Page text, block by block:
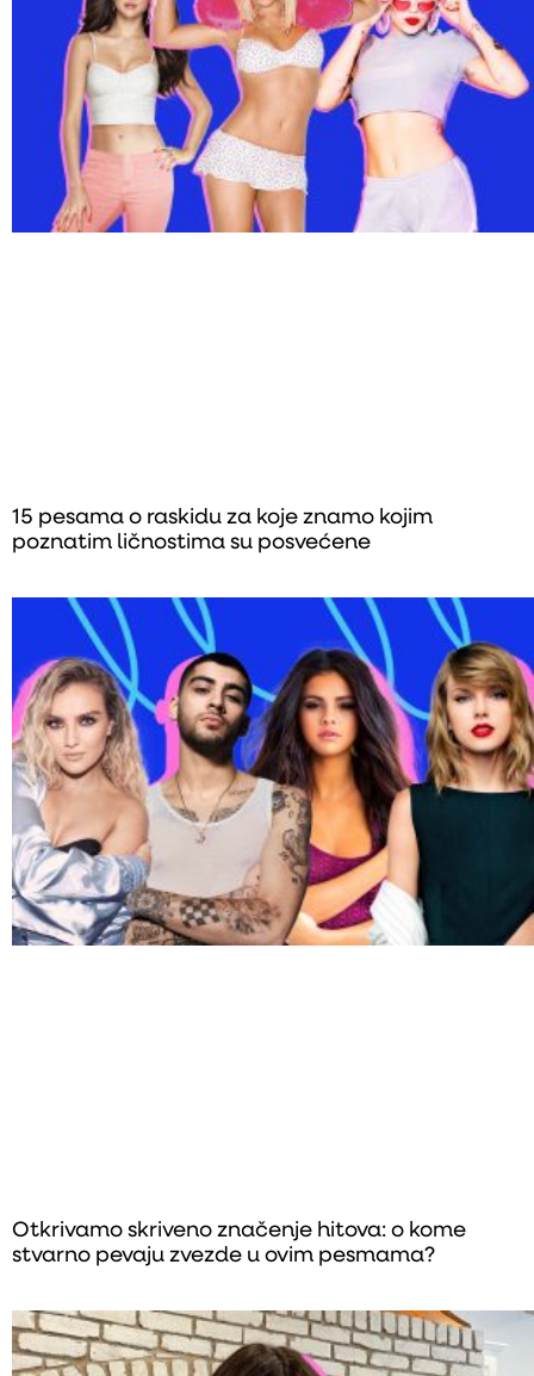
15 pesama o raskidu za koje znamo kojim
poznatim ličnostima su posvećene
Otkrivamo skriveno značenje hitova: o kome
stvarno pevaju zvezde u ovim pesmama?